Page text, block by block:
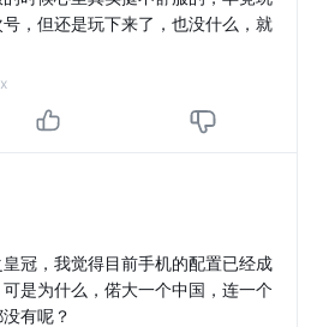
，但还是玩下来了，也没什么，就
冠，我觉得目前手机的配置已经成
是为什么，偌大一个中国，连一个
有呢？